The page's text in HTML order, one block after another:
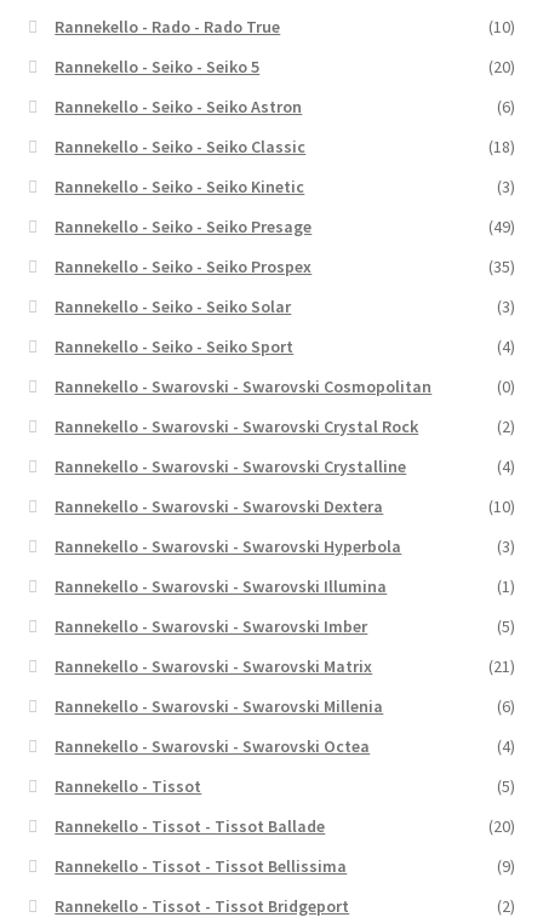
Rannekello - Rado - Rado True
(10)
Rannekello - Seiko - Seiko 5
(20)
Rannekello - Seiko - Seiko Astron
(6)
Rannekello - Seiko - Seiko Classic
(18)
Rannekello - Seiko - Seiko Kinetic
(3)
Rannekello - Seiko - Seiko Presage
(49)
Rannekello - Seiko - Seiko Prospex
(35)
Rannekello - Seiko - Seiko Solar
(3)
Rannekello - Seiko - Seiko Sport
(4)
Rannekello - Swarovski - Swarovski Cosmopolitan
(0)
Rannekello - Swarovski - Swarovski Crystal Rock
(2)
Rannekello - Swarovski - Swarovski Crystalline
(4)
Rannekello - Swarovski - Swarovski Dextera
(10)
Rannekello - Swarovski - Swarovski Hyperbola
(3)
Rannekello - Swarovski - Swarovski Illumina
(1)
Rannekello - Swarovski - Swarovski Imber
(5)
Rannekello - Swarovski - Swarovski Matrix
(21)
Rannekello - Swarovski - Swarovski Millenia
(6)
Rannekello - Swarovski - Swarovski Octea
(4)
Rannekello - Tissot
(5)
Rannekello - Tissot - Tissot Ballade
(20)
Rannekello - Tissot - Tissot Bellissima
(9)
Rannekello - Tissot - Tissot Bridgeport
(2)